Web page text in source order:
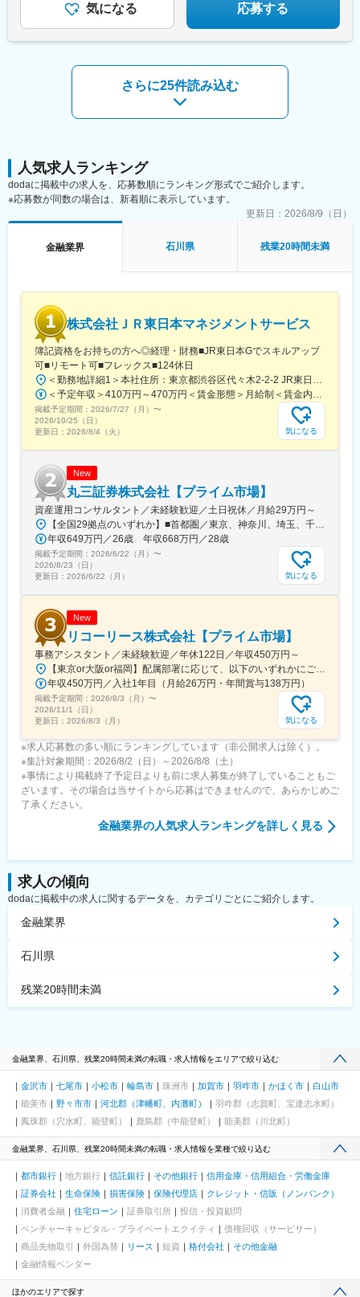
気になる 応募する
さらに25件読み込む
人気求人ランキング
dodaに掲載中の求人を、応募数順にランキング形式でご紹介します。
※応募数が同数の場合は、新着順に表示しています。
更新日： 2026/8/9（日）
金融業界 石川県 残業20時間未満
株式会社ＪＲ東日本マネジメントサービス
簿記資格をお持ちの方へ◎経理・財務■JR東日本Gでスキルアップ
可■リモート可■フレックス■124休日
掲載予定期間： 2026/7/27（月） 〜
2026/10/25（日）
更新日： 2026/8/4（火） 気になる
New
丸三証券株式会社【プライム市場】
資産運用コンサルタント／未経験歓迎／土日祝休／月給29万円～
年収649万円／26歳 年収668万円／28歳
掲載予定期間： 2026/6/22（月） 〜
2026/8/23（日）
更新日： 2026/6/22（月） 気になる
New
リコーリース株式会社【プライム市場】
事務アシスタント／未経験歓迎／年休122日／年収450万円～
年収450万円／入社1年目（月給26万円・年間賞与138万円）
掲載予定期間： 2026/8/3（月） 〜
2026/11/1（日）
更新日： 2026/8/3（月） 気になる
※求人応募数の多い順にランキングしています（非公開求人は除く）。
※集計対象期間：2026/8/2（日）～2026/8/8（土）
※事情により掲載終了予定日よりも前に求人募集が終了していることもご
ざいます。その場合は当サイトから応募はできませんので、あらかじめご
了承ください。
金融業界の人気求人ランキングを詳しく見る
求人の傾向
dodaに掲載中の求人に関するデータを、カテゴリごとにご紹介します。
金融業界
石川県
残業20時間未満
金融業界、石川県、残業20時間未満の転職・求人情報をエリアで絞り込む
金沢市 七尾市 小松市 輪島市 珠洲市 加賀市 羽咋市 かほく市
白山市
能美市
野々市市 河北郡（津幡町、内灘町）
羽咋郡（志賀町、宝達志水町）
鳳珠郡（穴水町、能登町）
鹿島郡（中能登町） 能美郡（川北町）
金融業界、石川県、残業20時間未満の転職・求人情報を業種で絞り込む
都市銀行 地方銀行 信託銀行 その他銀行
信用金庫・信用組合・労働金庫
証券会社
生命保険 損害保険 保険代理店
クレジット・信販（ノンバンク）
消費者金融
住宅ローン 証券取引所
投信・投資顧問
ベンチャーキャピタル・プライベートエクイティ
債権回収（サービサー）
商品先物取引
外国為替 リース 短資 格付会社
その他金融
金融情報ベンダー
ほかのエリアで探す